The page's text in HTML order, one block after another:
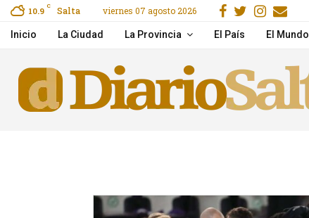
10.9 C Salta viernes 07 agosto 2026
Secure & Easy Mirá el show Serú
Facebook
Gorjeo
Inicio La Ciudad La Provincia El País El Mundo